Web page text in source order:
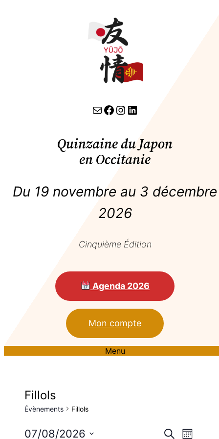
contact par email lien facebook Instagram LinkedIn
Quinzaine du Japon
en Occitanie
Du 19 novembre au 3 décembre
2026
Cinquième Édition
Agenda 2026
Mon compte
Menu
Fillols
Évènements Fillols
Recherche
07/08/2026